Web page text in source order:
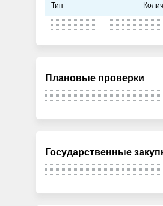
Тип
Плановые проверки
Государственные